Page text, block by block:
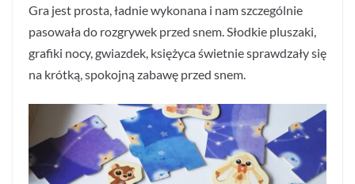
Gra jest prosta, ładnie wykonana i nam szczególnie
pasowała do rozgrywek przed snem. Słodkie pluszaki,
grafiki nocy, gwiazdek, księżyca świetnie sprawdzały się
na krótką, spokojną zabawę przed snem.